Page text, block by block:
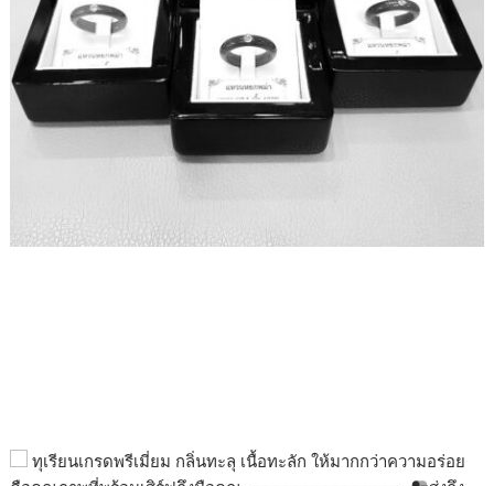
ทุเรียนเกรดพรีเมี่ยม กลิ่นทะลุ เนื้อทะลัก ให้มากกว่าความอร่อย